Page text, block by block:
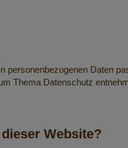
Daten
Thema Datenschutz
Website?